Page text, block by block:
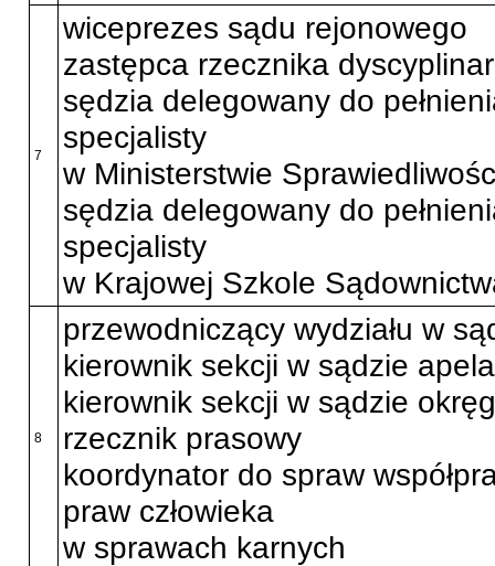
7
wiceprezes sądu rejonowego
zastępca rzecznika
sędzia delegowany do
specjalisty
w Ministerstwie
sędzia delegowany do
specjalisty
w Krajowej Szkole
8
przewodniczący wydziału w
kierownik sekcji w sądzie
kierownik sekcji w sądzie
rzecznik prasowy
koordynator do spraw
praw człowieka
w sprawach karnych